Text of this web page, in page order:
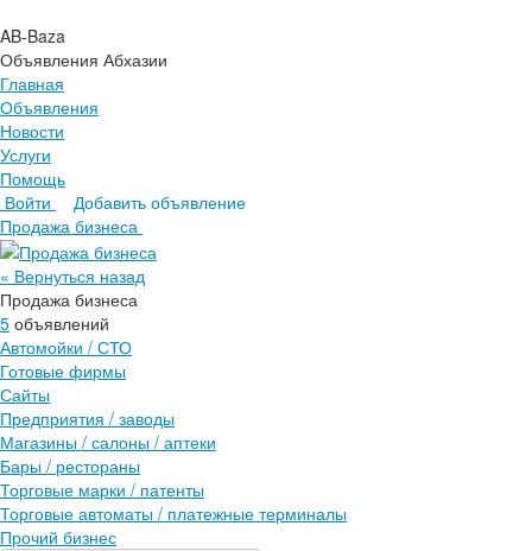
AB-Baza
Объявления Абхазии
Главная
Объявления
Новости
Услуги
Помощь
Войти
Добавить объявление
Главная
Объявления
Новости
Услуги
Помощь
Продажа бизнеса
« Вернуться назад
Продажа бизнеса
5 объявлений
Автомойки / СТО
Готовые фирмы
Сайты
Предприятия / заводы
Магазины / салоны / аптеки
Бары / рестораны
Торговые марки / патенты
Торговые автоматы / платежные терминалы
Прочий бизнес